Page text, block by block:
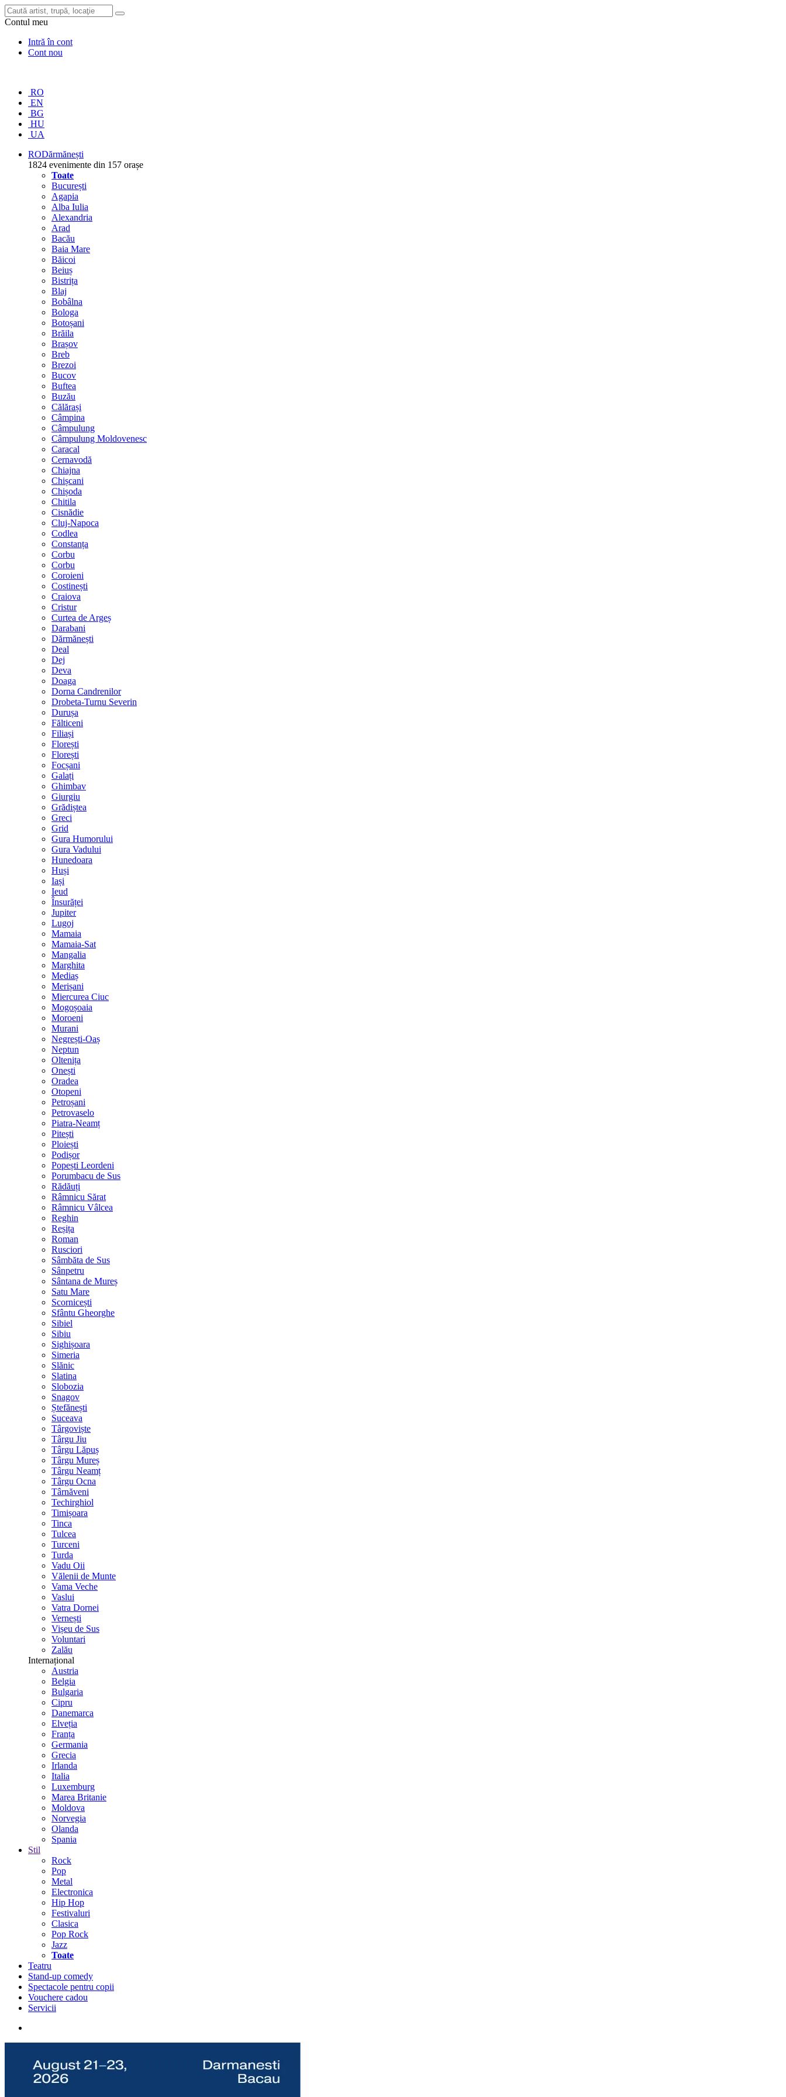
Contul meu
Intră în cont
Cont nou
RO
EN
BG
HU
UA
RODărmănești
1824 evenimente din 157 orașe
Toate
București
Agapia
Alba Iulia
Alexandria
Arad
Bacău
Baia Mare
Băicoi
Beiuș
Bistrița
Blaj
Bobâlna
Bologa
Botoșani
Brăila
Brașov
Breb
Brezoi
Bucov
Buftea
Buzău
Călărași
Câmpina
Câmpulung
Câmpulung Moldovenesc
Caracal
Cernavodă
Chiajna
Chișcani
Chișoda
Chitila
Cisnădie
Cluj-Napoca
Codlea
Constanța
Corbu
Corbu
Coroieni
Costinești
Craiova
Cristur
Curtea de Argeș
Darabani
Dărmănești
Deal
Dej
Deva
Doaga
Dorna Candrenilor
Drobeta-Turnu Severin
Durușa
Fălticeni
Filiași
Florești
Florești
Focșani
Galați
Ghimbav
Giurgiu
Grădiștea
Greci
Grid
Gura Humorului
Gura Vadului
Hunedoara
Huși
Iași
Ieud
Însurăței
Jupiter
Lugoj
Mamaia
Mamaia-Sat
Mangalia
Marghita
Mediaș
Merișani
Miercurea Ciuc
Mogoșoaia
Moroeni
Murani
Negrești-Oaș
Neptun
Oltenița
Onești
Oradea
Otopeni
Petroșani
Petrovaselo
Piatra-Neamț
Pitești
Ploiești
Podișor
Popești Leordeni
Porumbacu de Sus
Rădăuți
Râmnicu Sărat
Râmnicu Vâlcea
Reghin
Reșița
Roman
Rusciori
Sâmbăta de Sus
Sânpetru
Sântana de Mureș
Satu Mare
Scornicești
Sfântu Gheorghe
Sibiel
Sibiu
Sighișoara
Simeria
Slănic
Slatina
Slobozia
Snagov
Ștefănești
Suceava
Târgoviște
Târgu Jiu
Târgu Lăpuș
Târgu Mureș
Târgu Neamț
Târgu Ocna
Târnăveni
Techirghiol
Timișoara
Tinca
Tulcea
Turceni
Turda
Vadu Oii
Vălenii de Munte
Vama Veche
Vaslui
Vatra Dornei
Vernești
Vișeu de Sus
Voluntari
Zalău
Internațional
Austria
Belgia
Bulgaria
Cipru
Danemarca
Elveția
Franța
Germania
Grecia
Irlanda
Italia
Luxemburg
Marea Britanie
Moldova
Norvegia
Olanda
Spania
Stil
Rock
Pop
Metal
Electronica
Hip Hop
Festivaluri
Clasica
Pop Rock
Jazz
Toate
Teatru
Stand-up comedy
Spectacole pentru copii
Vouchere cadou
Servicii